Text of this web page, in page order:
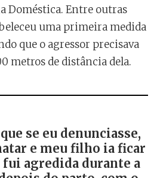
Doméstica. Entre outras
uma primeira medida
que o agressor precisava
metros de distância dela.
se eu denunciasse,
e meu filho ia ficar
fui agredida durante a